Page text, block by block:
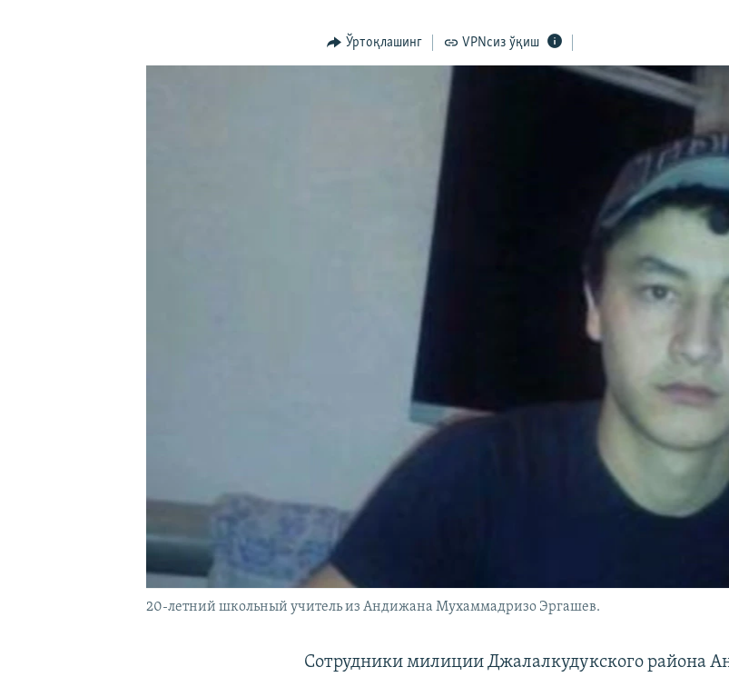
Ўртоқлашинг VPNсиз ўқиш
20-летний школьный учитель из Андижана Мухаммадризо Эргашев.
Сотрудники милиции Джалалкудукского района